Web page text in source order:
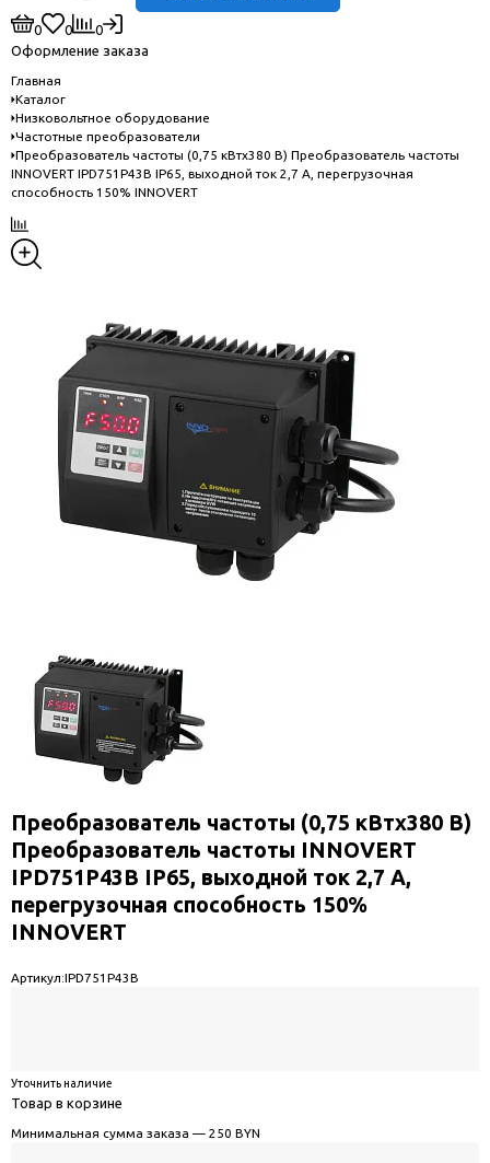
0 0
0
Оформление заказа
Главная
Каталог
Низковольтное оборудование
Частотные преобразователи
Преобразователь частоты (0,75 кВтx380 В) Преобразователь частоты
INNOVERT IPD751P43B IP65, выходной ток 2,7 А, перегрузочная
способность 150% INNOVERT
Преобразователь частоты (0,75 кВтx380 В)
Преобразователь частоты INNOVERT
IPD751P43B IP65, выходной ток 2,7 А,
перегрузочная способность 150%
INNOVERT
Артикул:IPD751P43B
Уточнить наличие
Товар в корзине
Минимальная сумма заказа — 250 BYN